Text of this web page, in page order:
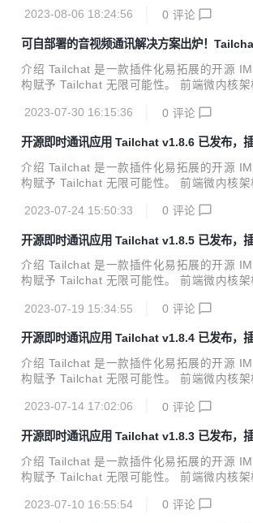
加对 g...
企业与私域用户打造，高度自由的群组管理
自己的品牌与圈子。 官方网站: https://
m/ v1.8.8 更新内容 特性更新 增加分析功能
助你快速了解自己服务器的使用情况，对活
络下，当消息发...
2023-08-06 18:24:56 0 评论
可自部署的音视频通讯解决方案出炉！
发布，给内网企业多一个选择
介绍 Tailchat 是一款插件化易拓展的开源
构赋予 Tailchat 无限可能性。 前端微内核架
企业与私域用户打造，高度自由的群组管理
自己的品牌与圈子。 官方网站: https://
m/ v1.8.7 更新内容 特性更新 可自部署的实
Tailchat 官方提供的第二个实时音视频解决
辑，...
2023-07-30 16:15:36 0 评论
开源即时通讯应用 Tailchat v1.8.6 已发布，
式 noIM 应用
介绍 Tailchat 是一款插件化易拓展的开源
构赋予 Tailchat 无限可能性。 前端微内核架
企业与私域用户打造，高度自由的群组管理
自己的品牌与圈子。 官方网站: https://
m/ v1.8.5 更新内容 增加了桌面端接收到消
面端增加了新版本更新提示功能 桌面版缩小
2023-07-24 15:50:33 0 评论
开源即时通讯应用 Tailchat v1.8.5 已发布，
式 noIM 应用
介绍 Tailchat 是一款插件化易拓展的开源
构赋予 Tailchat 无限可能性。 前端微内核架
企业与私域用户打造，高度自由的群组管理
自己的品牌与圈子。 官方网站: https://
m/ v1.8.5 更新内容 特性更新 全局公告 现
理平台中的 系统设置 -> 公告 功能来启用全
以...
2023-07-19 15:34:55 0 评论
开源即时通讯应用 Tailchat v1.8.4 已发布，
式 noIM 应用
介绍 Tailchat 是一款插件化易拓展的开源
构赋予 Tailchat 无限可能性。 前端微内核架
企业与私域用户打造，高度自由的群组管理
自己的品牌与圈子。 官方网站: https://
m/ v1.8.4 更新内容 特性更新 增加了群组邀
与使用上限控制 你可以在创建时进行二次编
给予编辑权限才...
2023-07-14 17:02:06 0 评论
开源即时通讯应用 Tailchat v1.8.3 已发布，
式 noIM 应用
介绍 Tailchat 是一款插件化易拓展的开源
构赋予 Tailchat 无限可能性。 前端微内核架
企业与私域用户打造，高度自由的群组管理
2023-07-10 16:55:54 0 评论